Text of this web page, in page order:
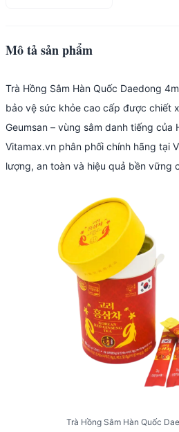
Mô tả sản phẩm
Trà Hồng Sâm Hàn Quốc Daedong
bảo vệ sức khỏe cao cấp được chiết
Geumsan – vùng sâm danh tiếng của
Vitamax.vn phân phối chính hãng tại
lượng, an toàn và hiệu quả bền vững
Trà Hồng Sâm Hàn Quốc